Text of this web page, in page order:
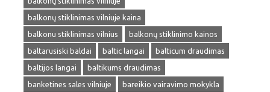
balkonų stiklinimas vilniuje kaina
balkonu stiklinimas vilnius
balkonų stiklinimo kainos
baltarusiski baldai
baltic langai
balticum draudimas
baltijos langai
baltikums draudimas
banketines sales vilniuje
bareikio vairavimo mokykla